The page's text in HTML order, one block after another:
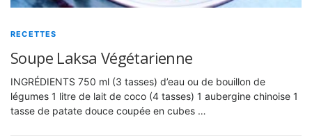
RECETTES
Soupe Laksa Végétarienne
INGRÉDIENTS 750 ml (3 tasses) d’eau ou de bouillon de
légumes 1 litre de lait de coco (4 tasses) 1 aubergine chinoise 1
tasse de patate douce coupée en cubes …